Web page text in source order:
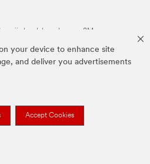
your device to enhance site
and deliver you advertisements
Accept Cookies
zijn handelsmerken van 3M.we